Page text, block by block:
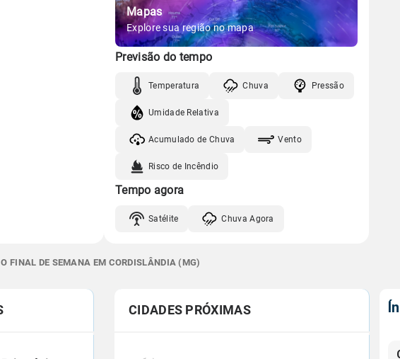
Mapas
Explore sua região no mapa
Previsão do tempo
Temperatura Chuva Pressão
Umidade Relativa
Acumulado de Chuva Vento
Risco de Incêndio
Tempo agora
Satélite Chuva Agora
FINAL DE SEMANA EM CORDISLÂNDIA (MG)
CIDADES PRÓXIMAS